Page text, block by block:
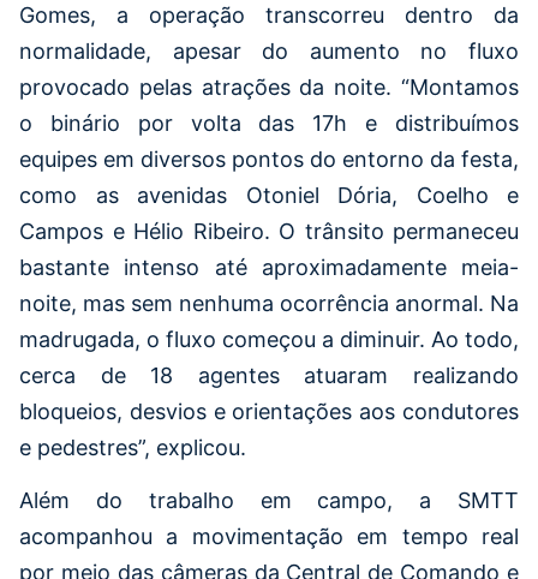
Gomes, a operação transcorreu dentro da
normalidade, apesar do aumento no fluxo
provocado pelas atrações da noite. “Montamos
o binário por volta das 17h e distribuímos
equipes em diversos pontos do entorno da festa,
como as avenidas Otoniel Dória, Coelho e
Campos e Hélio Ribeiro. O trânsito permaneceu
bastante intenso até aproximadamente meia-
noite, mas sem nenhuma ocorrência anormal. Na
madrugada, o fluxo começou a diminuir. Ao todo,
cerca de 18 agentes atuaram realizando
bloqueios, desvios e orientações aos condutores
e pedestres”, explicou.
Além do trabalho em campo, a SMTT
acompanhou a movimentação em tempo real
por meio das câmeras da Central de Comando e